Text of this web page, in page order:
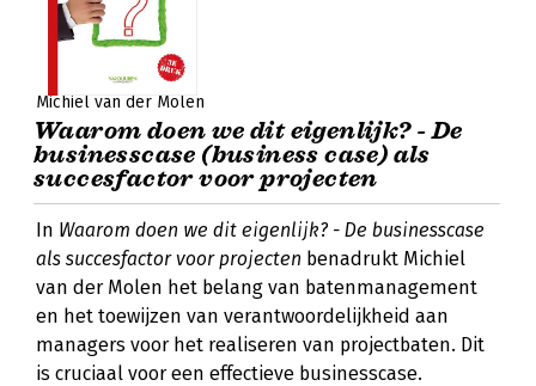
Michiel van der Molen
Waarom doen we dit eigenlijk? - De
businesscase (business case) als
succesfactor voor projecten
In Waarom doen we dit eigenlijk? - De businesscase
als succesfactor voor projecten benadrukt Michiel
van der Molen het belang van batenmanagement
en het toewijzen van verantwoordelijkheid aan
managers voor het realiseren van projectbaten. Dit
is cruciaal voor een effectieve businesscase.